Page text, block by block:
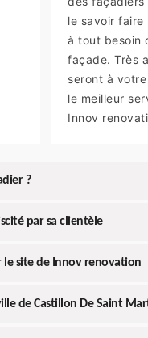
le savoir faire
à tout besoin
façade. Très
seront à
le meilleur
Innov
?
par sa clientèle
le site de Innov renovation
de Castillon De Saint